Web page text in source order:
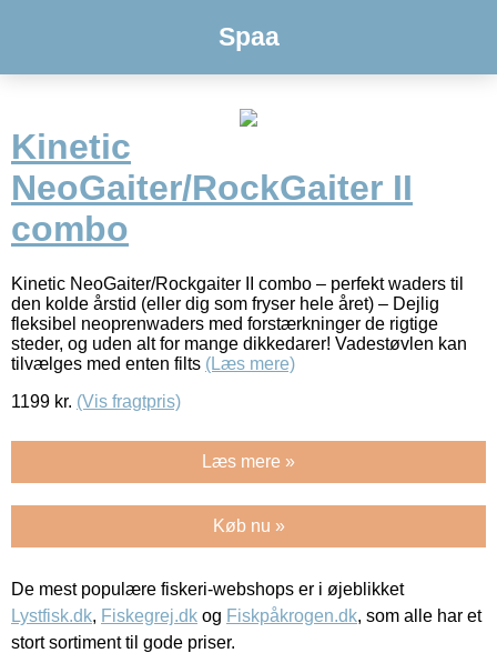
Spaa
Kinetic
NeoGaiter/RockGaiter II
combo
Kinetic NeoGaiter/Rockgaiter II combo – perfekt waders til
den kolde årstid (eller dig som fryser hele året) – Dejlig
fleksibel neoprenwaders med forstærkninger de rigtige
steder, og uden alt for mange dikkedarer! Vadestøvlen kan
tilvælges med enten filts (Læs mere)
1199 kr. (Vis fragtpris)
Læs mere »
Køb nu »
De mest populære fiskeri-webshops er i øjeblikket
Lystfisk.dk, Fiskegrej.dk og Fiskpåkrogen.dk, som alle har et
stort sortiment til gode priser.